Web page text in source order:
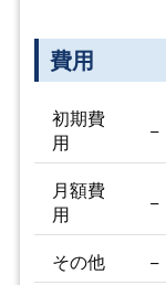
費用
初期費
用
−
月額費
用
−
その他 −